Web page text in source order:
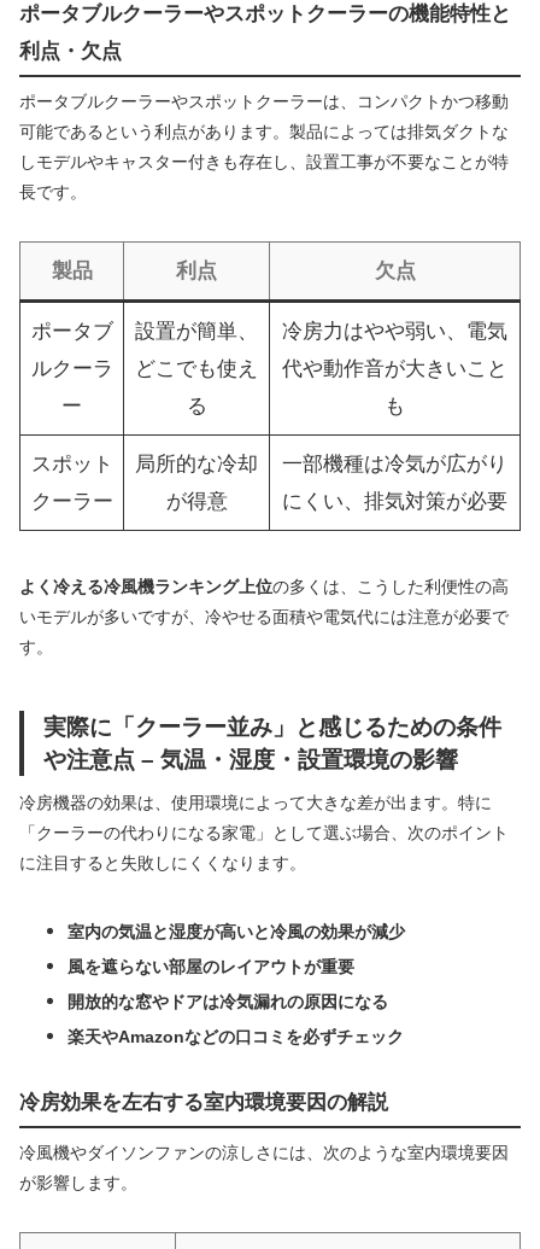
ポータブルクーラーやスポットクーラーの機能特性と
利点・欠点
ポータブルクーラーやスポットクーラーは、コンパクトかつ移動
可能であるという利点があります。製品によっては排気ダクトな
しモデルやキャスター付きも存在し、設置工事が不要なことが特
長です。
製品 利点 欠点
ポータブ
ルクーラ
ー
設置が簡単、
どこでも使え
る
冷房力はやや弱い、電気
代や動作音が大きいこと
も
スポット
クーラー
局所的な冷却
が得意
一部機種は冷気が広がり
にくい、排気対策が必要
よく冷える冷風機ランキング上位の多くは、こうした利便性の高
いモデルが多いですが、冷やせる面積や電気代には注意が必要で
す。
実際に「クーラー並み」と感じるための条件
や注意点 – 気温・湿度・設置環境の影響
冷房機器の効果は、使用環境によって大きな差が出ます。特に
「クーラーの代わりになる家電」として選ぶ場合、次のポイント
に注目すると失敗しにくくなります。
室内の気温と湿度が高いと冷風の効果が減少
風を遮らない部屋のレイアウトが重要
開放的な窓やドアは冷気漏れの原因になる
楽天やAmazonなどの口コミを必ずチェック
冷房効果を左右する室内環境要因の解説
冷風機やダイソンファンの涼しさには、次のような室内環境要因
が影響します。